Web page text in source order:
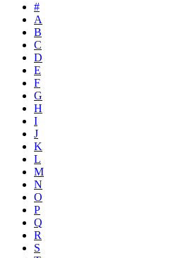
#
A
B
C
D
E
F
G
H
I
J
K
L
M
N
O
P
Q
R
S